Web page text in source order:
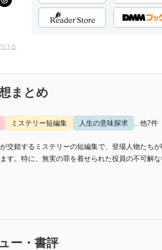
ける
まとめ
ミステリー短編集 人生の意味探求 ...他7件
交錯するミステリーの短編集で、登場人物たち
す。特に、無実の罪を着せられた役員の不可解
ー・書評